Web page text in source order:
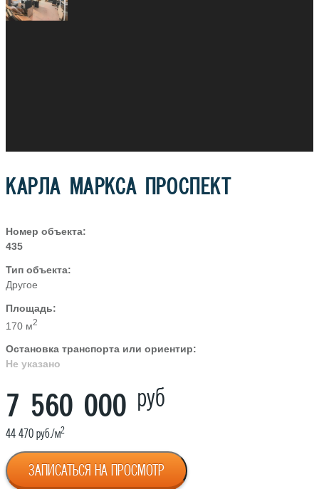
КАРЛА МАРКСА ПРОСПЕКТ
Номер объекта:
435
Тип объекта:
Другое
Площадь:
170 м2
Остановка транспорта или ориентир:
Не указано
7 560 000 руб
44 470 руб./м2
ЗАПИСАТЬСЯ НА ПРОСМОТР